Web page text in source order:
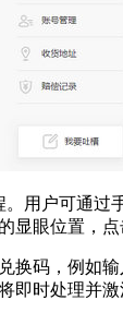
用户可通
眼位置，
码，例如
即时处理并